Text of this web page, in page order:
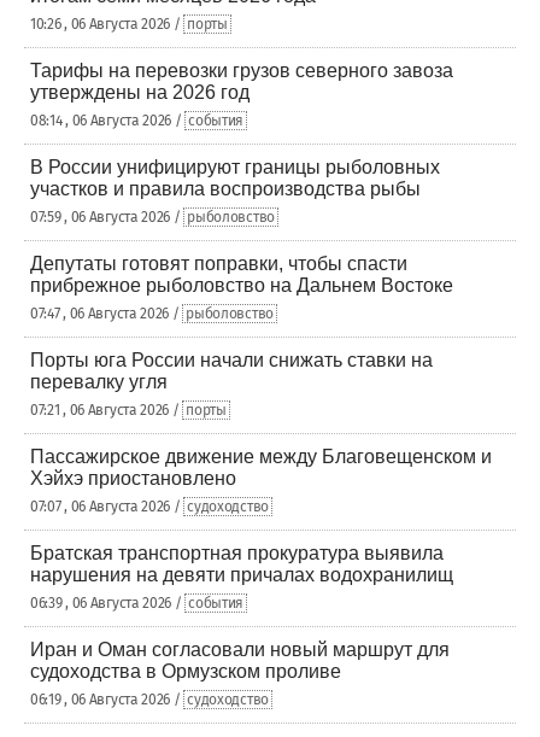
10:26 , 06 Августа 2026 / порты
Тарифы на перевозки грузов северного завоза
утверждены на 2026 год
08:14 , 06 Августа 2026 / события
В России унифицируют границы рыболовных
участков и правила воспроизводства рыбы
07:59 , 06 Августа 2026 / рыболовство
Депутаты готовят поправки, чтобы спасти
прибрежное рыболовство на Дальнем Востоке
07:47 , 06 Августа 2026 / рыболовство
Порты юга России начали снижать ставки на
перевалку угля
07:21 , 06 Августа 2026 / порты
Пассажирское движение между Благовещенском и
Хэйхэ приостановлено
07:07 , 06 Августа 2026 / судоходство
Братская транспортная прокуратура выявила
нарушения на девяти причалах водохранилищ
06:39 , 06 Августа 2026 / события
Иран и Оман согласовали новый маршрут для
судоходства в Ормузском проливе
06:19 , 06 Августа 2026 / судоходство